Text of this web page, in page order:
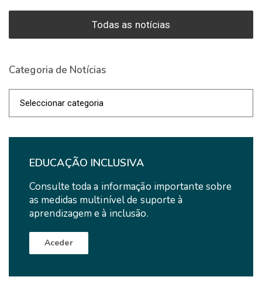
Todas as notícias
Categoria de Notícias
EDUCAÇÃO INCLUSIVA
Consulte toda a informação importante sobre
as medidas multinível de suporte à
aprendizagem e à inclusão.
Aceder